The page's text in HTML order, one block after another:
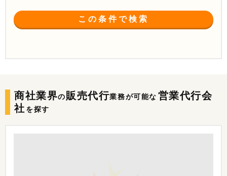
この条件で検索
商社業界の販売代行業務が可能な 営業代行会
社 を探す